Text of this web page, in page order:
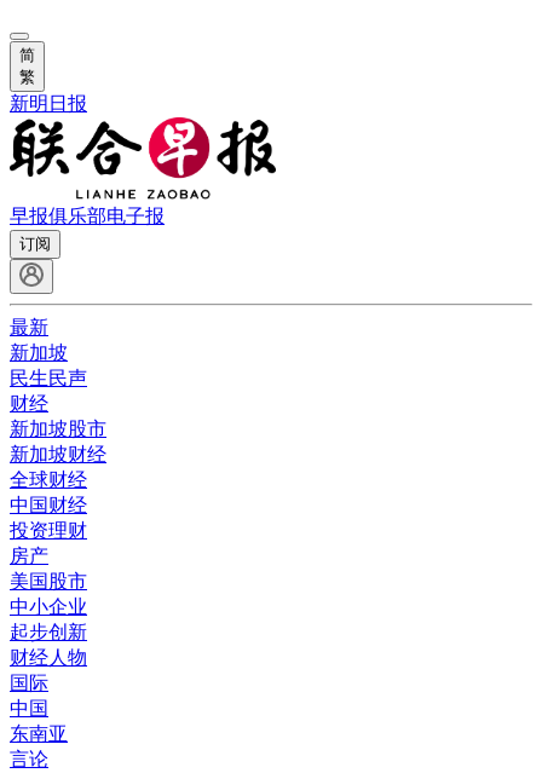
简
繁
新明日报
早报俱乐部电子报
订阅
最新
新加坡
民生民声
财经
新加坡股市
新加坡财经
全球财经
中国财经
投资理财
房产
美国股市
中小企业
起步创新
财经人物
国际
中国
东南亚
言论